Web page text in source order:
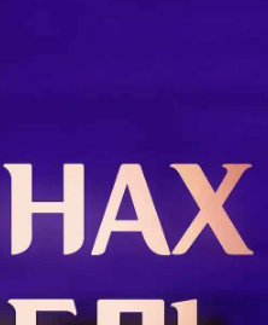
Метохии, до войны 1999 года были
свои виноградники. У кого-то –
огромные, несколько...